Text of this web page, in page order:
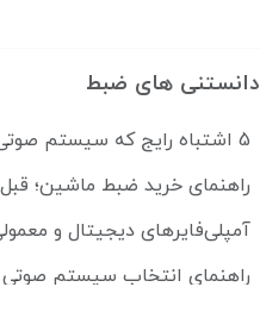
دانستنی های ضبط
5 اشتباه رایج که سیستم صوتی ماشین شما را خراب می‌کند
راهنمای خرید ضبط ماشین؛
آمپلی‌فایرهای دیجیتال و
راهنمای انتخاب سیستم صوتی